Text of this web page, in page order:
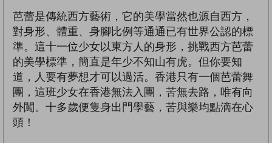
芭蕾是傳統西方藝術，它的美學當然也源自西方，
對身形、體重、身腳比例等通通已有世界公認的標
準。這十一位少女以東方人的身形，挑戰西方芭蕾
的美學標準，簡直是年少不知山有虎。但你要知
道，人要有夢想才可以過活。香港只有一個芭蕾舞
團，這班少女在香港無法入團，苦無去路，唯有向
外闖。十多歲便隻身出門學藝，苦與樂均點滴在心
頭！